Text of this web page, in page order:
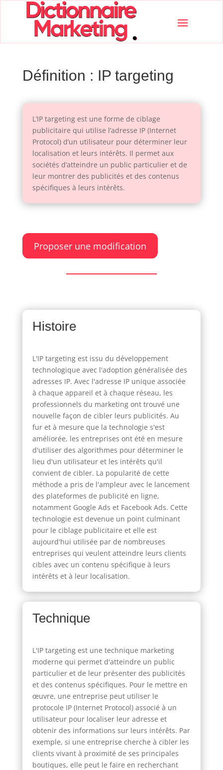
Définition : IP targeting
L’IP targeting est une forme de ciblage
publicitaire qui utilise l’adresse IP (Internet
Protocol) d’un utilisateur pour déterminer leur
localisation et leurs intérêts. Il permet aux
sociétés d’atteindre un public particulier et de
leur montrer des publicités et des contenus
spécifiques à leurs intérêts.
Proposer une modification
Histoire
L'IP targeting est issu du développement
technologique avec l'adoption généralisée des
adresses IP. Avec l'adresse IP unique associée
à chaque appareil et à chaque réseau, les
professionnels du marketing ont trouvé une
nouvelle façon de cibler leurs publicités. Au
fur et à mesure que la technologie s'est
améliorée, les entreprises ont été en mesure
d'utiliser des algorithmes pour déterminer le
lieu d'un utilisateur et les intérêts qu'il
convient de cibler. La popularité de cette
méthode a pris de l'ampleur avec le lancement
des plateformes de publicité en ligne,
notamment Google Ads et Facebook Ads. Cette
technologie est devenue un point culminant
pour le ciblage publicitaire et elle est
aujourd'hui utilisée par de nombreuses
entreprises qui veulent atteindre leurs clients
cibles avec un contenu spécifique à leurs
intérêts et à leur localisation.
Technique
L'IP targeting est une technique marketing
moderne qui permet d'atteindre un public
particulier et de leur présenter des publicités
et des contenus spécifiques. Pour le mettre en
œuvre, une entreprise peut utiliser le
protocole IP (Internet Protocol) associé à un
utilisateur pour localiser leur adresse et
obtenir des informations sur leurs intérêts. Par
exemple, si une entreprise cherche à cibler les
clients vivant à proximité de ses principales
boutiques, elle peut le faire en recherchant